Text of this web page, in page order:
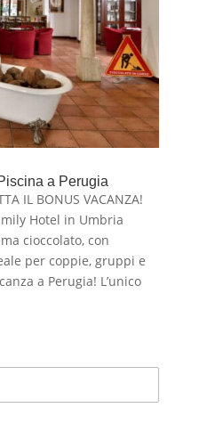
a Perugia
IL BONUS VACANZA!
Hotel in Umbria
cioccolato, con
per coppie, gruppi e
a Perugia! L’unico